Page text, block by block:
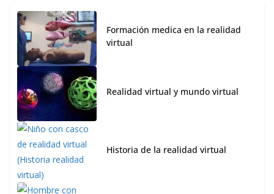
Formación medica en la realidad
virtual
Realidad virtual y mundo virtual
Historia de la realidad virtual